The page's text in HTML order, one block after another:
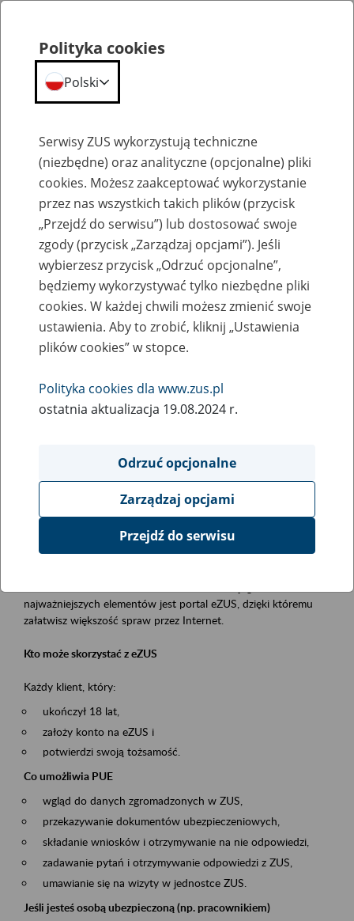
Szkolenia
Zaproś ZUS do siebie - zakładanie profili
eZUS w siedzibie Twojej firmy
Rodzaj wydarzenia
Szkolenia
Obszar merytoryczny
obsługa klientów
Opis wydarzenia
Platforma Usług Elektronicznych ZUS eZUS
najważniejszych elementów jest portal eZUS, dzięki któremu
załatwisz większość spraw przez Internet.
Kto może skorzystać z eZUS
Każdy klient, który:
ukończył 18 lat,
założy konto na eZUS i
potwierdzi swoją tożsamość.
Co umożliwia PUE
wgląd do danych zgromadzonych w ZUS,
przekazywanie dokumentów ubezpieczeniowych,
składanie wniosków i otrzymywanie na nie odpowiedzi,
zadawanie pytań i otrzymywanie odpowiedzi z ZUS,
umawianie się na wizyty w jednostce ZUS.
Jeśli jesteś osobą ubezpieczoną (np. pracownikiem)
Polityka cookies
Polski
Serwisy ZUS wykorzystują techniczne
(niezbędne) oraz analityczne (opcjonalne) pliki
cookies. Możesz zaakceptować wykorzystanie
przez nas wszystkich takich plików (przycisk
„Przejdź do serwisu”) lub dostosować swoje
zgody (przycisk „Zarządzaj opcjami”). Jeśli
wybierzesz przycisk „Odrzuć opcjonalne”,
będziemy wykorzystywać tylko niezbędne pliki
cookies. W każdej chwili możesz zmienić swoje
ustawienia. Aby to zrobić, kliknij „Ustawienia
plików cookies” w stopce.
Polityka cookies dla www.zus.pl
ostatnia aktualizacja 19.08.2024 r.
Odrzuć opcjonalne
Zarządzaj opcjami
Przejdź do serwisu